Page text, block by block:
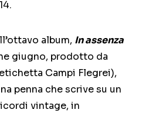
album, In assenza
giugno, prodotto da
Campi Flegrei),
penna che scrive su un
vintage, in